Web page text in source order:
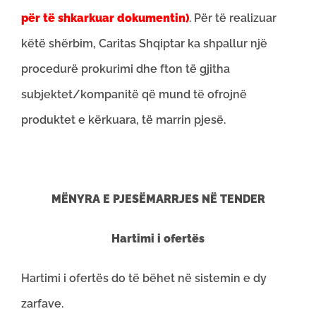
për të shkarkuar dokumentin). Për të realizuar
këtë shërbim, Caritas Shqiptar ka shpallur një
procedurë prokurimi dhe fton të gjitha
subjektet/kompanitë që mund të ofrojnë
produktet e kërkuara, të marrin pjesë.
MËNYRA E PJESËMARRJES NË TENDER
Hartimi i ofertës
Hartimi i ofertës do të bëhet në sistemin e dy
zarfave.